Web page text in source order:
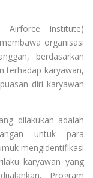
Institute)
organisasi
berdasarkan
terhadap karyawan,
diri karyawan
dilakukan adalah
untuk para
mengidentifikasi
karyawan yang
Program